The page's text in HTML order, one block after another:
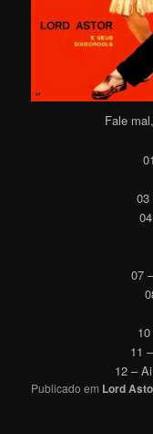
Fale
03
07
11
12 –
Publicado em Lord